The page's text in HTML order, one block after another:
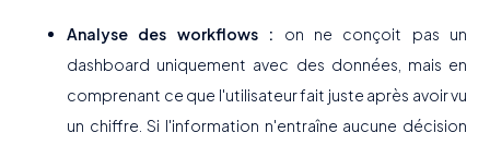
Analyse des workflows : on ne conçoit pas un
dashboard uniquement avec des données, mais en
comprenant ce que l'utilisateur fait juste après avoir vu
un chiffre. Si l'information n'entraîne aucune décision